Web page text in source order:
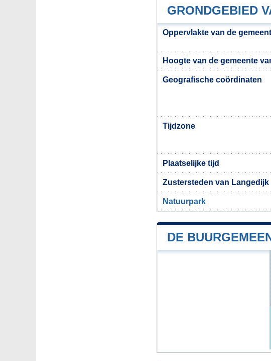
GRONDGEBIED
Oppervlakte van de
Hoogte van de gemeente
Geografische coördinaten
Tijdzone
Plaatselijke tijd
Zustersteden van Langedijk
Natuurpark
DE